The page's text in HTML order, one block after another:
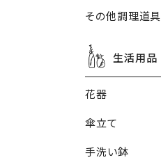
その他調理道具
生活用品
花器
傘立て
手洗い鉢